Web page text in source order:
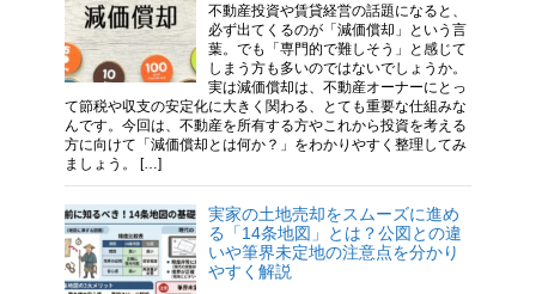
不動産投資や賃貸経営の話題になると、
必ず出てくるのが「減価償却」という言
葉。でも「専門的で難しそう」と感じて
しまう方も多いのではないでしょうか。
実は減価償却は、不動産オーナーにとっ
て節税や収支の安定化に大きく関わる、とても重要な仕組みな
んです。今回は、不動産を所有する方やこれから投資を考える
方に向けて「減価償却とは何か？」をわかりやすく整理してみ
ましょう。 […]
実家の土地売却をスムーズに進め
る「14条地図」とは？公図との違
いや筆界未定地の注意点を分かり
やすく解説